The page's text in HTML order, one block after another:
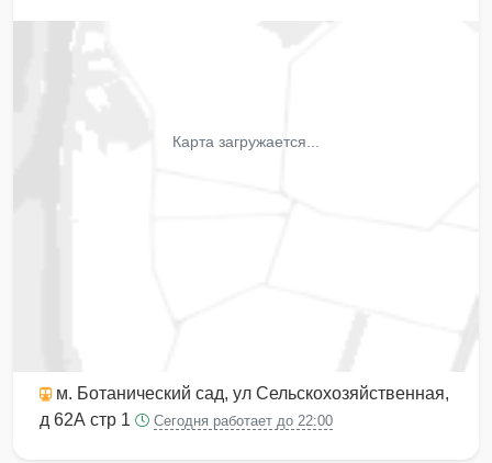
Карта загружается...
м. Ботанический сад, ул Сельскохозяйственная,
д 62А стр 1
Сегодня работает до 22:00